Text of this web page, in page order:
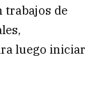
trabajos de
luego iniciar